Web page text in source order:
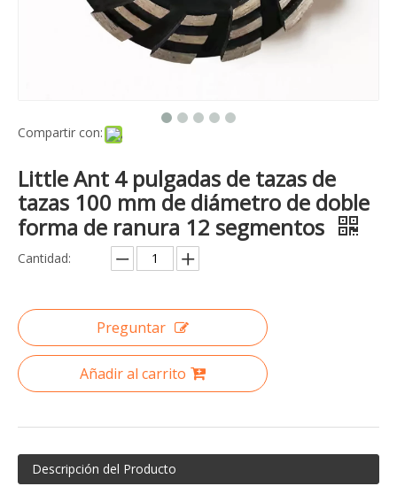
Compartir con:
Little Ant 4 pulgadas de tazas de
tazas 100 mm de diámetro de doble
forma de ranura 12 segmentos
Cantidad:
Preguntar
Añadir al carrito
Descripción del Producto